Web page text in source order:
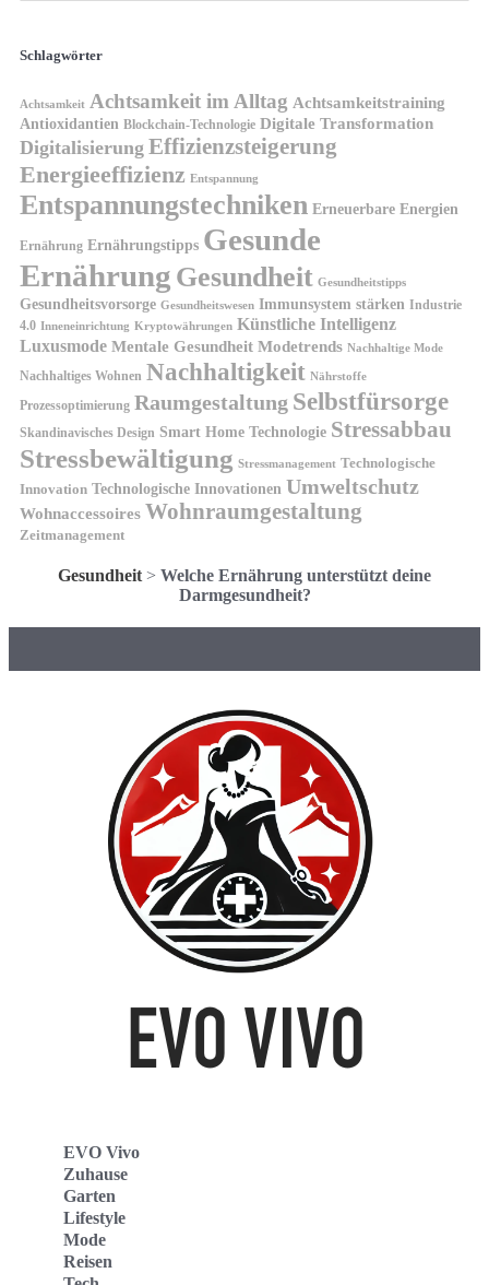
Schlagwörter
Achtsamkeit Achtsamkeit im Alltag Achtsamkeitstraining
Antioxidantien Blockchain-Technologie Digitale Transformation
Digitalisierung Effizienzsteigerung
Energieeffizienz Entspannung
Entspannungstechniken Erneuerbare Energien
Ernährung Ernährungstipps Gesunde
Ernährung Gesundheit Gesundheitstipps
Gesundheitsvorsorge Gesundheitswesen Immunsystem stärken Industrie
4.0 Inneneinrichtung Kryptowährungen Künstliche Intelligenz
Luxusmode Mentale Gesundheit Modetrends Nachhaltige Mode
Nachhaltiges Wohnen Nachhaltigkeit Nährstoffe
Prozessoptimierung Raumgestaltung Selbstfürsorge
Skandinavisches Design Smart Home Technologie Stressabbau
Stressbewältigung Stressmanagement Technologische
Innovation Technologische Innovationen Umweltschutz
Wohnaccessoires Wohnraumgestaltung
Zeitmanagement
Gesundheit > Welche Ernährung unterstützt deine
Darmgesundheit?
EVO Vivo
Zuhause
Garten
Lifestyle
Mode
Reisen